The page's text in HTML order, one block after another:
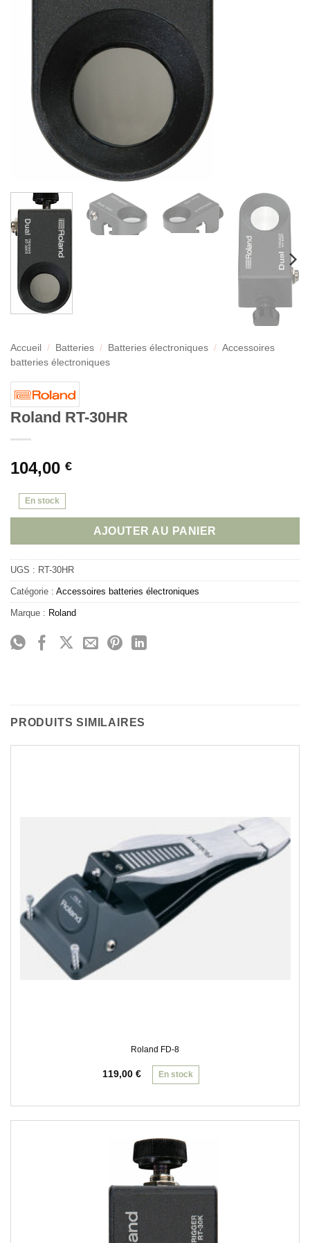
Accueil / Batteries / Batteries électroniques / Accessoires
batteries électroniques
Roland RT-30HR
104,00 €
En stock
AJOUTER AU PANIER
UGS : RT-30HR
Catégorie : Accessoires batteries électroniques
Marque : Roland
PRODUITS SIMILAIRES
Roland FD-8
119,00 € En stock